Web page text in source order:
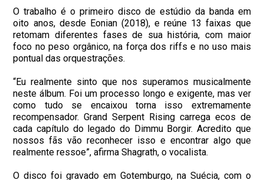
O trabalho é o primeiro disco de estúdio da banda em
oito anos, desde Eonian (2018), e reúne 13 faixas que
retomam diferentes fases de sua história, com maior
foco no peso orgânico, na força dos riffs e no uso mais
pontual das orquestrações.
“Eu realmente sinto que nos superamos musicalmente
neste álbum. Foi um processo longo e exigente, mas ver
como tudo se encaixou torna isso extremamente
recompensador. Grand Serpent Rising carrega ecos de
cada capítulo do legado do Dimmu Borgir. Acredito que
nossos fãs vão reconhecer isso e encontrar algo que
realmente ressoe”, afirma Shagrath, o vocalista.
O disco foi gravado em Gotemburgo, na Suécia, com o